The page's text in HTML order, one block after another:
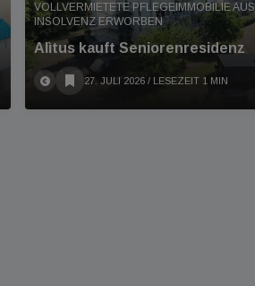
VOLLVERMIETETE PFLEGEIMMOBILIE AUS
INSOLVENZ ERWORBEN
Alìtus kauft Seniorenresidenz
27. JULI 2026 / LESEZEIT 1 MIN